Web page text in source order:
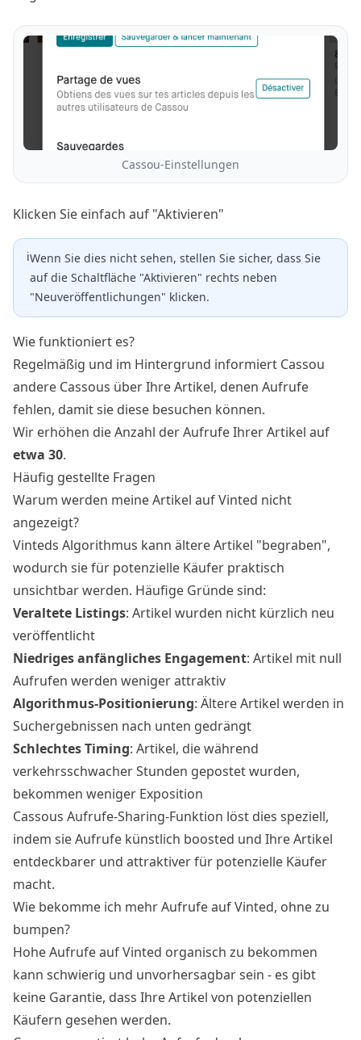
Cassou-Einstellungen
Klicken Sie einfach auf "Aktivieren"
ℹ️Wenn Sie dies nicht sehen, stellen Sie sicher, dass Sie
auf die Schaltfläche "Aktivieren" rechts neben
"Neuveröffentlichungen" klicken.
Wie funktioniert es?
Regelmäßig und im Hintergrund informiert Cassou
andere Cassous über Ihre Artikel, denen Aufrufe
fehlen, damit sie diese besuchen können.
Wir erhöhen die Anzahl der Aufrufe Ihrer Artikel auf
etwa 30.
Häufig gestellte Fragen
Warum werden meine Artikel auf Vinted nicht
angezeigt?
Vinteds Algorithmus kann ältere Artikel "begraben",
wodurch sie für potenzielle Käufer praktisch
unsichtbar werden. Häufige Gründe sind:
Veraltete Listings: Artikel wurden nicht kürzlich neu
veröffentlicht
Niedriges anfängliches Engagement: Artikel mit null
Aufrufen werden weniger attraktiv
Algorithmus-Positionierung: Ältere Artikel werden in
Suchergebnissen nach unten gedrängt
Schlechtes Timing: Artikel, die während
verkehrsschwacher Stunden gepostet wurden,
bekommen weniger Exposition
Cassous Aufrufe-Sharing-Funktion löst dies speziell,
indem sie Aufrufe künstlich boosted und Ihre Artikel
entdeckbarer und attraktiver für potenzielle Käufer
macht.
Wie bekomme ich mehr Aufrufe auf Vinted, ohne zu
bumpen?
Hohe Aufrufe auf Vinted organisch zu bekommen
kann schwierig und unvorhersagbar sein - es gibt
keine Garantie, dass Ihre Artikel von potenziellen
Käufern gesehen werden.